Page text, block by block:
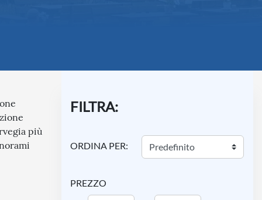
più
FILTRA:
ORDINA PER:
PREZZO